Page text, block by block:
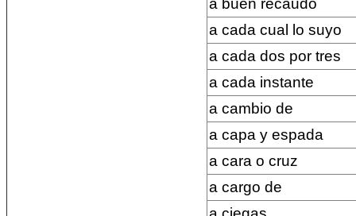
a buen recaudo
a cada cual lo suyo
a cada dos por tres
a cada instante
a cambio de
a capa y espada
a cara o cruz
a cargo de